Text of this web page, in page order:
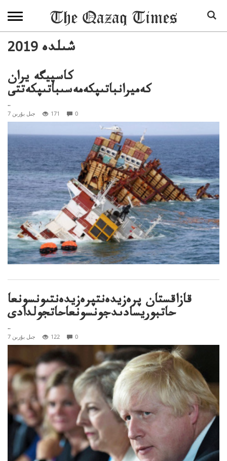
2019 شىلدە
كاسپيگە يران
كەميرانباتىپكەمەسىباتىپكەتتى
..
7 جىل بۇرىن 171 0
قازاقستان پرەزيدەنتپرەزيدەنتىونسونعا
حاتبوريسادىدجونسونعاحاتجولدادى
..
7 جىل بۇرىن 122 0